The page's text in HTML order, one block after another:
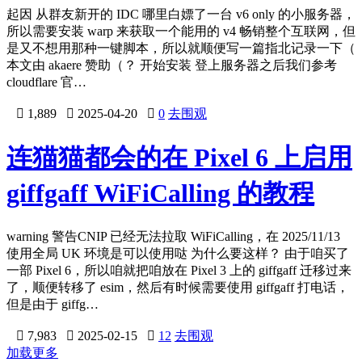
起因 从群友新开的 IDC 哪里白嫖了一台 v6 only 的小服务器，
所以需要安装 warp 来获取一个能用的 v4 畅销整个互联网，但
是又不想用那种一键脚本，所以就顺便写一篇指北记录一下（
本文由 akaere 赞助（？ 开始安装 登上服务器之后我们参考
cloudflare 官…
 1,889  2025-04-20  0 去围观
连猫猫都会的在 Pixel 6 上启用
giffgaff WiFiCalling 的教程
warning 警告CNIP 已经无法拉取 WiFiCalling，在 2025/11/13
使用全局 UK 环境是可以使用哒 为什么要这样？ 由于咱买了
一部 Pixel 6，所以咱就把咱放在 Pixel 3 上的 giffgaff 迁移过来
了，顺便转移了 esim，然后有时候需要使用 giffgaff 打电话，
但是由于 giffg…
 7,983  2025-02-15  12 去围观
加载更多